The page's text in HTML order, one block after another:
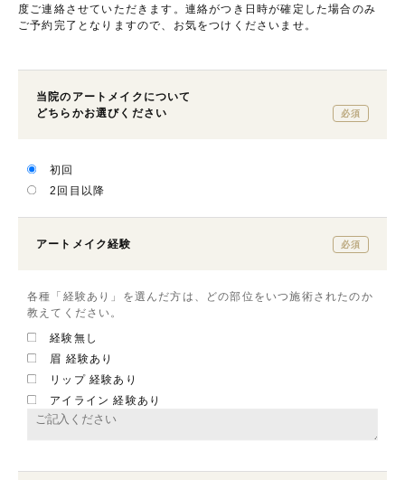
度ご連絡させていただきます。連絡がつき日時が確定した場合のみ
ご予約完了となりますので、お気をつけくださいませ。
当院のアートメイクについて
どちらかお選びください
必須
初回
2回目以降
アートメイク経験 必須
各種「経験あり」を選んだ方は、どの部位をいつ施術されたのか
教えてください。
経験無し
眉 経験あり
リップ 経験あり
アイライン 経験あり